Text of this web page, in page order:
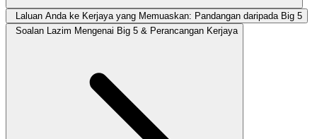
Laluan Anda ke Kerjaya yang Memuaskan: Pandangan daripada Big 5
Soalan Lazim Mengenai Big 5 & Perancangan Kerjaya